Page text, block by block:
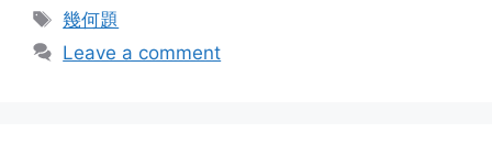
Tags
幾何題
Leave a comment